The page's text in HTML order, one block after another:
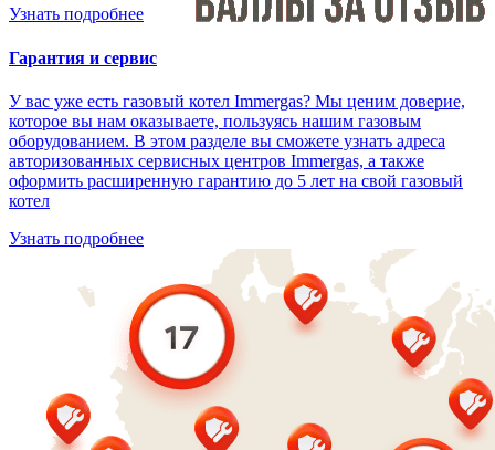
Узнать подробнее
Гарантия и сервис
У вас уже есть газовый котел Immergas? Мы ценим доверие,
которое вы нам оказываете, пользуясь нашим газовым
оборудованием. В этом разделе вы сможете узнать адреса
авторизованных сервисных центров Immergas, а также
оформить расширенную гарантию до 5 лет на свой газовый
котел
Узнать подробнее